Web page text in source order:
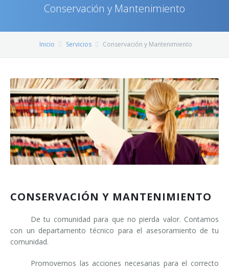
Novedades
Contacto
Conservación y Mantenimiento
Inicio Servicios Conservación y Mantenimiento
CONSERVACIÓN Y MANTENIMIENTO
De tu comunidad para que no pierda valor. Contamos
con un departamento técnico para el asesoramiento de tu
comunidad.
Promovemos las acciones necesarias para el correcto